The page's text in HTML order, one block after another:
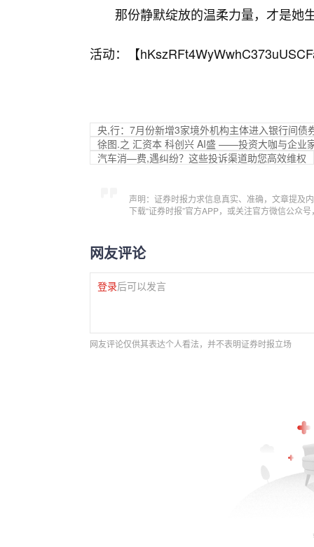
那份静默绽放的温柔力量，才是她
活动：【
央,行：7月份新增3家境外机构主体进入银行间债
徐图.之 汇资本 科创兴 AI盛 ——投资大咖与企业
汽车消—费,遇纠纷？这些投诉渠道助您高效维权
声明：证券时报力求信息真实、准确，文章提及
下载“证券时报”官方APP，或关注官方微信公众
网友评论
登录后可以发言
网友评论仅供其表达个人看法，并不表明证券时报立场